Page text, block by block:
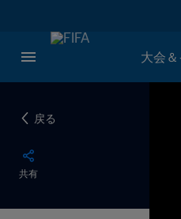
大会
戻る
共有